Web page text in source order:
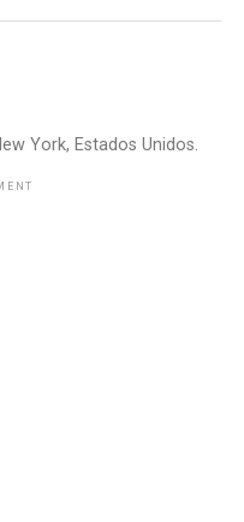
York, Estados Unidos.